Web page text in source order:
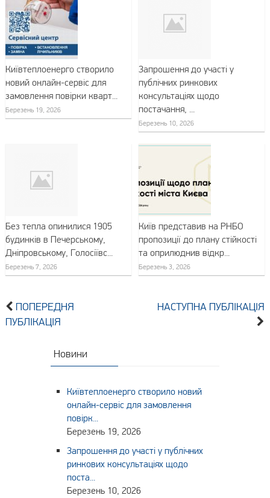
Київтеплоенерго створило
новий онлайн-сервіс для
замовлення повірки кварт...
Березень 19, 2026
Запрошення до участі у
публічних ринкових
консультаціях щодо
постачання, ...
Березень 10, 2026
Без тепла опинилися 1905
будинків в Печерському,
Дніпровському, Голосіївс...
Березень 7, 2026
Київ представив на РНБО
пропозиції до плану стійкості
та оприлюднив відкр...
Березень 3, 2026
ПОПЕРЕДНЯ
ПУБЛІКАЦІЯ
НАСТУПНА ПУБЛІКАЦІЯ
Новини
Київтеплоенерго створило новий
онлайн-сервіс для замовлення
повірк...
Березень 19, 2026
Запрошення до участі у публічних
ринкових консультаціях щодо
поста...
Березень 10, 2026